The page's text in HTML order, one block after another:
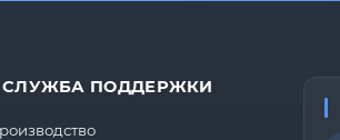
СЛУЖБА ПОДДЕРЖКИ